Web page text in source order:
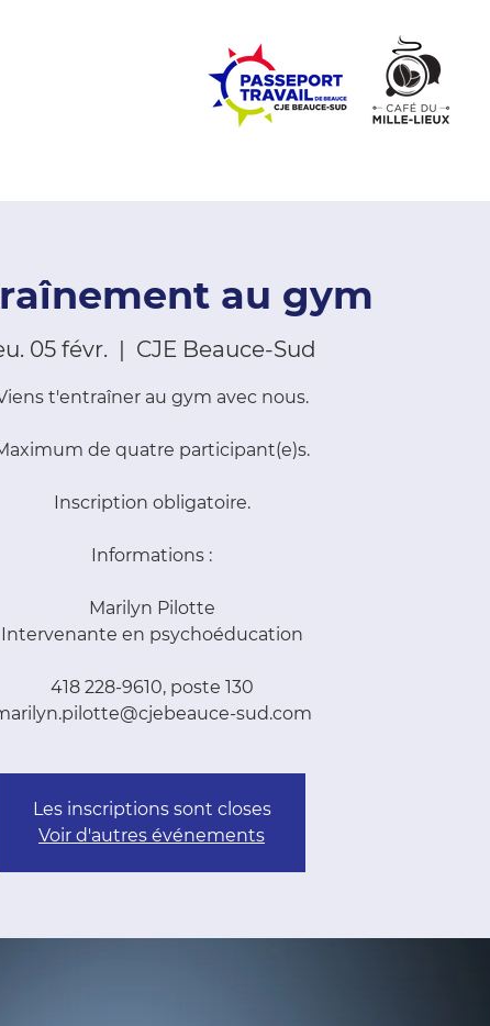
au gym
05 févr.
  |
CJE Beauce-Sud
t'entraîner au gym avec nous.
de quatre participant(e)s.
Inscription obligatoire.
Informations :
Marilyn Pilotte
Intervenante en psychoéducation
418 228-9610, poste 130
sud.com
Les inscriptions sont closes
Voir d'autres événements